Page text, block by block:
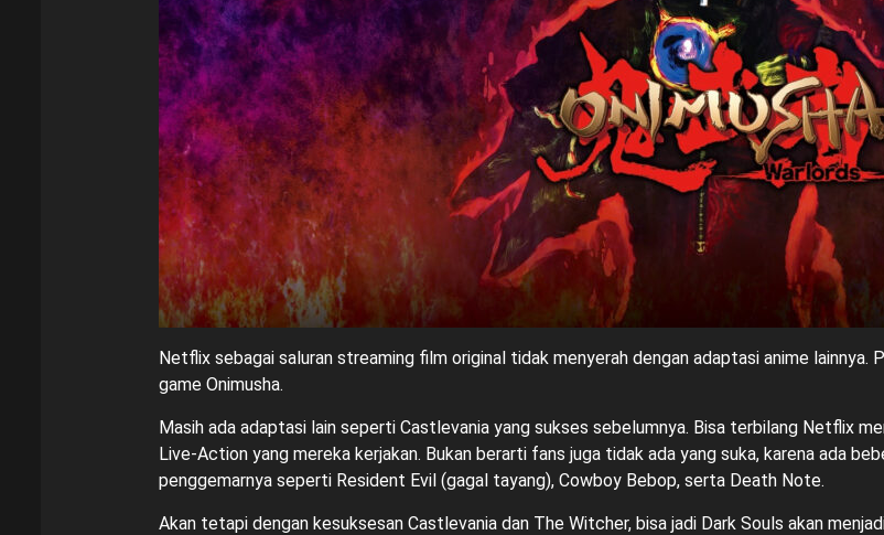
Netflix sebagai saluran streaming film original tidak menyerah dengan adaptasi anime lainnya.
game Onimusha.
Masih ada adaptasi lain seperti Castlevania yang sukses sebelumnya. Bisa terbilang Netflix
Live-Action yang mereka kerjakan. Bukan berarti fans juga tidak ada yang suka, karena ada
penggemarnya seperti Resident Evil (gagal tayang), Cowboy Bebop, serta Death Note.
Akan tetapi dengan kesuksesan Castlevania dan The Witcher, bisa jadi Dark Souls akan